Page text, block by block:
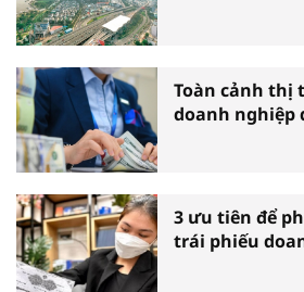
Toàn cảnh thị
doanh nghiệp
3 ưu tiên để
trái phiếu